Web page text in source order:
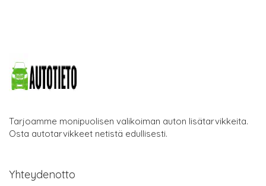
Tarjoamme monipuolisen valikoiman auton lisätarvikkeita.
Osta autotarvikkeet netistä edullisesti.
Yhteydenotto